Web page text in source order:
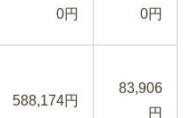
0円 0円
588,174円
83,906
円